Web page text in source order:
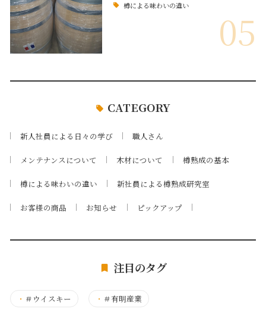
樽による味わいの違い
05
CATEGORY
新人社員による日々の学び 職人さん
メンテナンスについて 木材について 樽熟成の基本
樽による味わいの違い 新社員による樽熟成研究室
お客様の商品 お知らせ ピックアップ
注目のタグ
・ ＃ウイスキー ・ ＃有明産業